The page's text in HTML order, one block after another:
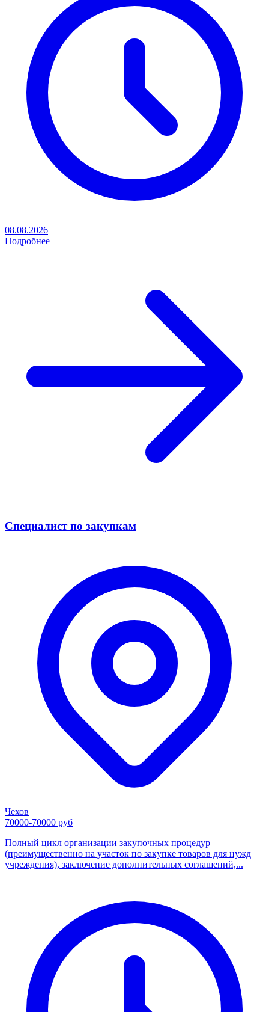
08.08.2026
Подробнее
Специалист по закупкам
Чехов
70000-70000 руб
Полный цикл организации закупочных процедур
(преимущественно на участок по закупке товаров для нужд
учреждения), заключение дополнительных соглашений,...